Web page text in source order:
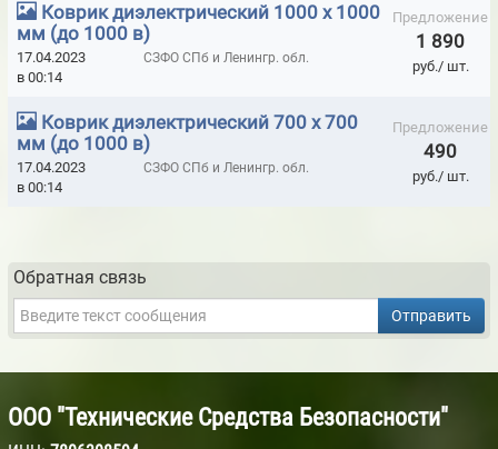
МАТЫ ТЕПЛОЗВУКОИЗОЛЯЦИОННЫЕ МАРОК АТМ И БЗМ
МОДУЛИ ПОЖАРОТУШЕНИЯ BONTEL
ЧАСТНОГО СЕКТОРА (КОТТЕДЖИ, ДОМА, ДАЧИ, ГАРАЖИ И Т.П.)
МОДУЛИ ПОРОШКОВОГО ПОЖАРОТУШЕНИЯ БУРАН
НАБОРЫ ИНСТРУМЕНТОВ РЕЛЕЙЩИКА ДЛЯ СЛУЖБ РЗА
НАКЛАДКИ И КОЛПАКИ ЭЛЕКТРОИЗОЛИРУЮЩИЕ
ОРОСИТЕЛИ TYCO ГОРИЗОНТАЛЬНЫЕ
Коврик диэлектрический 1000 х 1000
мм (до 1000 в)
Предложение
1 890
руб./ шт.
17.04.2023
в 00:14
СЗФО СПб и Ленингр. обл.
Коврик диэлектрический 700 х 700
мм (до 1000 в)
Предложение
490
руб./ шт.
17.04.2023
в 00:14
СЗФО СПб и Ленингр. обл.
Обратная связь
Отправить
ООО "Технические Средства Безопасности"